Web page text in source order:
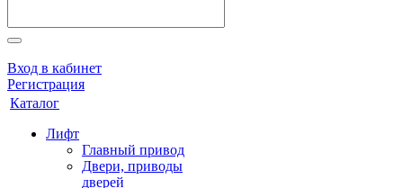
Вход в кабинет
Регистрация
Каталог
Лифт
Главный привод
Двери, приводы
дверей